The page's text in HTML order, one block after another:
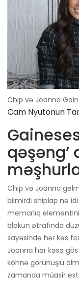
Chip və Joanna
Cam Nyutonun
qəşəng’
Chip və Joanna
bilmirdi shiplap nə
memarlıq
blokun ətrafında
sayəsində hər kəs
Joanna hər kəsə
köhnə görünüşlü
zamanda müasir